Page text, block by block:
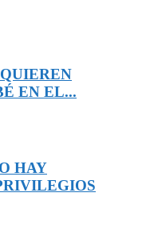
EN EL...
HAY